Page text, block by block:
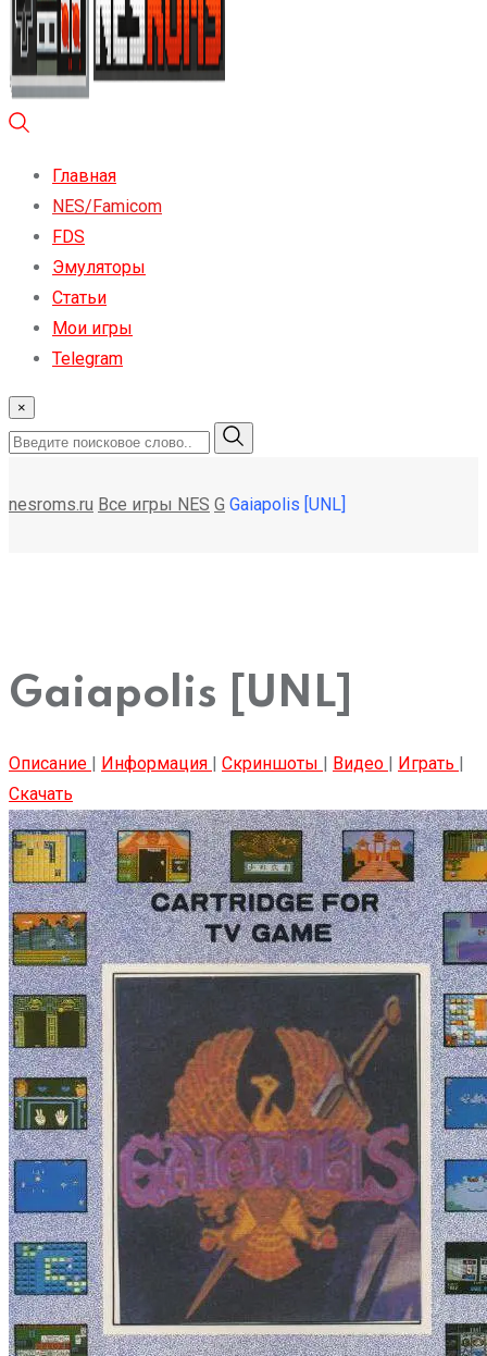
Главная
NES/Famicom
FDS
Эмуляторы
Статьи
Мои игры
Telegram
×
nesroms.ru Все игры NES G Gaiapolis [UNL]
Gaiapolis [UNL]
Описание | Информация | Скриншоты | Видео | Играть |
Скачать